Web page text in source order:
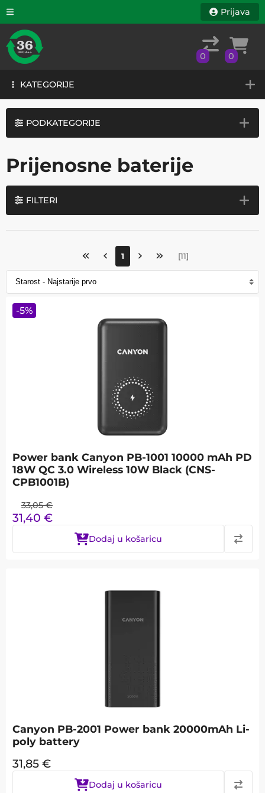
KATEGORIJE
Prijava
0 0
KATEGORIJE
PODKATEGORIJE
Prijenosne baterije
FILTERI
1 [11]
Power bank Canyon PB-1001 10000 mAh PD
18W QC 3.0 Wireless 10W Black (CNS-
CPB1001B)
33,05 €
31,40 €
Dodaj u košaricu
-5%
Canyon PB-2001 Power bank 20000mAh Li-
poly battery
31,85 €
Dodaj u košaricu